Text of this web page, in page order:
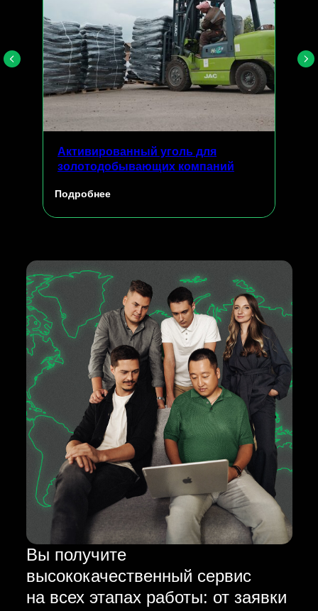
Активированный уголь для
золотодобывающих компаний
Подробнее
Вы получите
высококачественный сервис
на всех этапах работы: от заявки